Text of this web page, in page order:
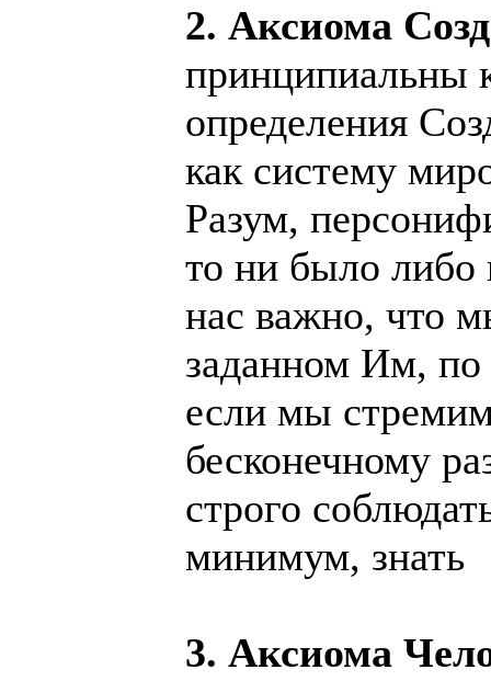
2. Аксиома
принципиальны
определения
как систему
Разум,
то ни было
нас важно, что
заданном Им,
если мы
бесконечному
строго
минимум, знать
3. Аксиома